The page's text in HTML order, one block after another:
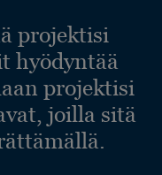
projektisi
hyödyntää
projektisi
joilla sitä